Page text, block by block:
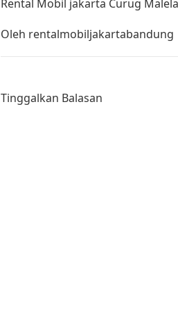
Rental Mobil jakarta Curug
Oleh rentalmobiljakartabandung
Tinggalkan Balasan